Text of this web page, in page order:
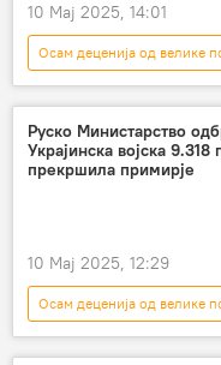
10 Мај 2025, 14:01
Осам деценија од велике
РУСИЈА
Русија
Русија – војска и
Парада победе
Руско Министарство
Украјинска војска 9.318
прекршила примирје
10 Мај 2025, 12:29
Осам деценија од велике
РУСИЈА
Русија